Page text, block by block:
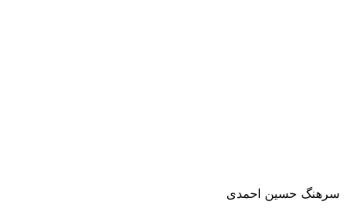
سرهنگ حسین احمدی